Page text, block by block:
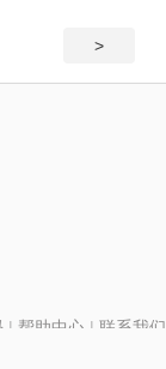
>
| 帮助中心 | 联系我们